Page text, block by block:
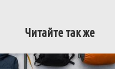
Читайте так же